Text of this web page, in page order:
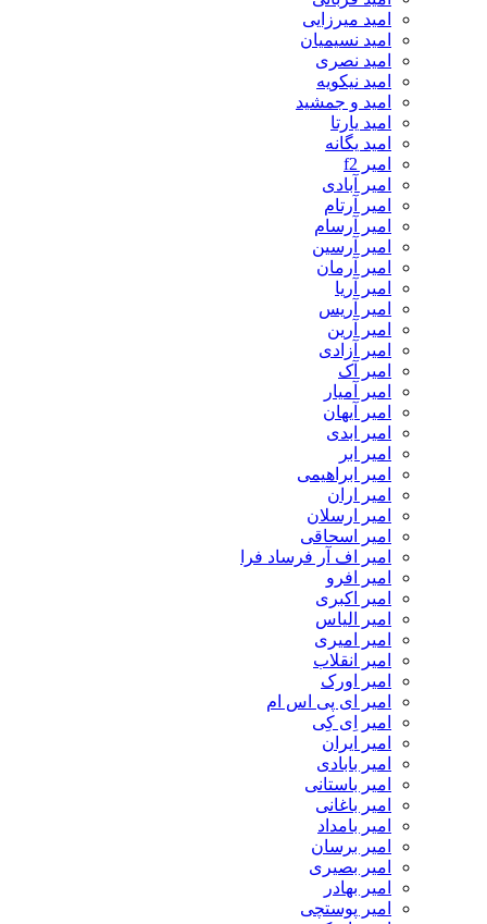
امید میرزایی
امید نسیمیان
امید نصری
امید نیکویه
امید و جمشید
امید یارتا
امید یگانه
امیر f2
امیر آبادی
امیر آرتام
امیر آرسام
امیر آرسین
امیر آرمان
امیر آریا
امیر آریس
امیر آرین
امیر آزادی
امیر آک
امیر آمیار
امیر آیهان
امیر ابدی
امیر ابر
امیر ابراهیمی
امیر اران
امیر ارسلان
امیر اسحاقی
امیر اف آر فرساد فرا
امیر افرو
امیر اکبری
امیر الیاس
امیر امیری
امیر انقلاب
امیر اورک
امیر ای پی اس ام
امیر اِی کِی
امیر ایران
امیر بابادی
امیر باستانی
امیر باغانی
امیر بامداد
امیر برسان
امیر بصیری
امیر بهادر
امیر پوستچی